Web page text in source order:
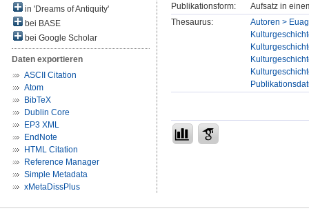
in 'Dreams of Antiquity'
bei BASE
bei Google Scholar
Daten exportieren
ASCII Citation
Atom
BibTeX
Dublin Core
EP3 XML
EndNote
HTML Citation
Reference Manager
Simple Metadata
xMetaDissPlus
Publikationsform:
Aufsatz in
Thesaurus:
Autoren >